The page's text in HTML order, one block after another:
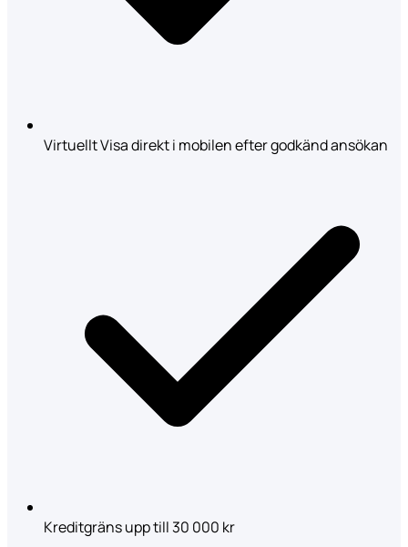
Virtuellt Visa direkt i mobilen efter godkänd ansökan
Kreditgräns upp till 30 000 kr